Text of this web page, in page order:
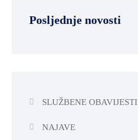
Posljednje novosti
SLUŽBENE OBAVIJESTI
NAJAVE